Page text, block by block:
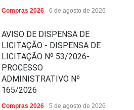
Compras 2026 6 de agosto de 2026
AVISO DE DISPENSA DE
LICITAÇÃO - DISPENSA DE
LICITAÇÃO Nº 53/2026-
PROCESSO
ADMINISTRATIVO Nº
165/2026
Compras 2026 5 de agosto de 2026